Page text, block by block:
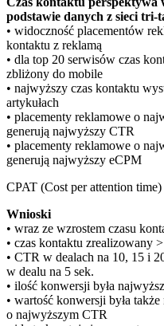
podstawie danych z sieci tri-
• widoczność placementów
kontaktu z reklamą
• dla top 20 serwisów czas
zbliżony do mobile
• najwyższy czas kontaktu
artykułach
• placementy reklamowe o
generują najwyższy CTR
• placementy reklamowe o
generują najwyższy eCPM
CPAT (Cost per attention
Wnioski
• wraz ze wzrostem czasu
• czas kontaktu zrealizowany
• CTR w dealach na 10, 15 i
w dealu na 5 sek.
• ilość konwersji była
• wartość konwersji była
o najwyższym CTR